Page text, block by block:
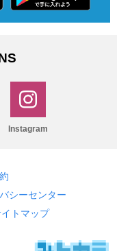
Instagram
シーセンター
トマップ